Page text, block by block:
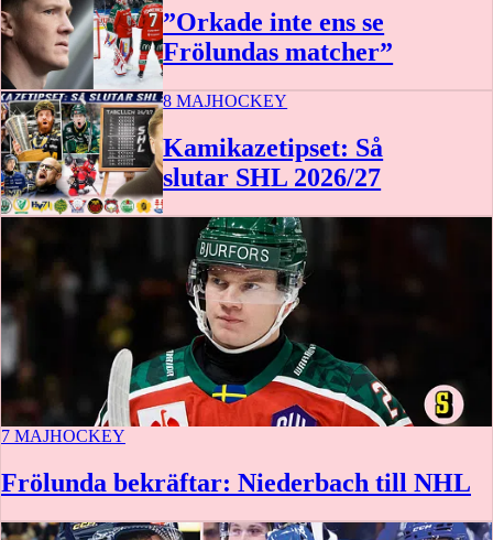
”Orkade inte ens se
Frölundas matcher”
8 MAJHOCKEY
Kamikazetipset: Så
slutar SHL 2026/27
7 MAJHOCKEY
Frölunda bekräftar: Niederbach till NHL